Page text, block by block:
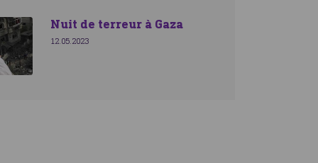
Nuit de terreur à Gaza
12.05.2023